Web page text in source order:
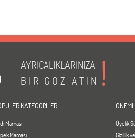
AYRICALIKLARINIZA
BİR GÖZ ATIN
KATEGORİLER
Maması
Maması
Üyelik
Gizlilik